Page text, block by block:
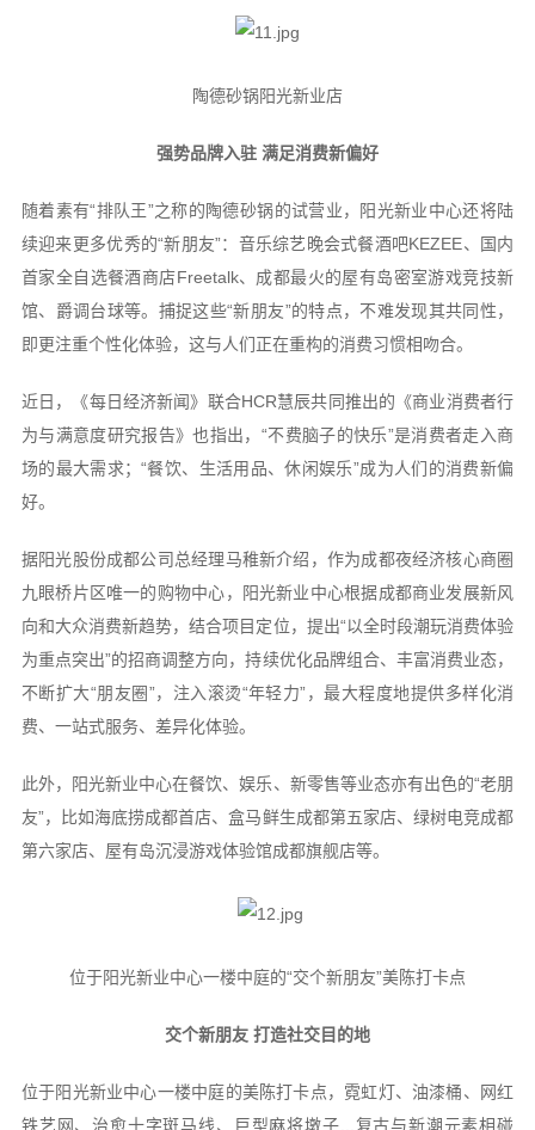
陶德砂锅阳光新业店
强势品牌入驻 满足消费新偏好
随着素有“排队王”之称的陶德砂锅的试营业，阳光新业中心还将陆
续迎来更多优秀的“新朋友”：音乐综艺晚会式餐酒吧KEZEE、国内
首家全自选餐酒商店Freetalk、成都最火的屋有岛密室游戏竞技新
馆、爵调台球等。捕捉这些“新朋友”的特点，不难发现其共同性，
即更注重个性化体验，这与人们正在重构的消费习惯相吻合。
近日，《每日经济新闻》联合HCR慧辰共同推出的《商业消费者行
为与满意度研究报告》也指出，“不费脑子的快乐”是消费者走入商
场的最大需求；“餐饮、生活用品、休闲娱乐”成为人们的消费新偏
好。
据阳光股份成都公司总经理马稚新介绍，作为成都夜经济核心商圈
九眼桥片区唯一的购物中心，阳光新业中心根据成都商业发展新风
向和大众消费新趋势，结合项目定位，提出“以全时段潮玩消费体验
为重点突出”的招商调整方向，持续优化品牌组合、丰富消费业态，
不断扩大“朋友圈”，注入滚烫“年轻力”，最大程度地提供多样化消
费、一站式服务、差异化体验。
此外，阳光新业中心在餐饮、娱乐、新零售等业态亦有出色的“老朋
友”，比如海底捞成都首店、盒马鲜生成都第五家店、绿树电竞成都
第六家店、屋有岛沉浸游戏体验馆成都旗舰店等。
位于阳光新业中心一楼中庭的“交个新朋友”美陈打卡点
交个新朋友 打造社交目的地
位于阳光新业中心一楼中庭的美陈打卡点，霓虹灯、油漆桶、网红
铁艺网、治愈十字斑马线、巨型麻将墩子...复古与新潮元素相碰